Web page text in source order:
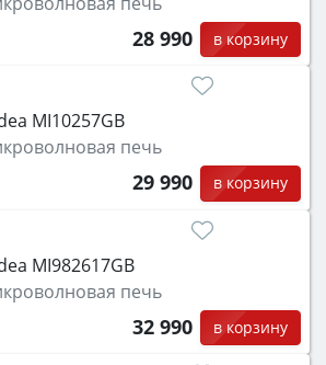
28 990 в корзину
MI10257GB
печь
29 990 в корзину
MI982617GB
печь
32 990 в корзину